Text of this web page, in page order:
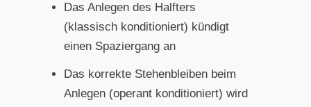
Das Anlegen des Halfters
(klassisch konditioniert) kündigt
einen Spaziergang an
Das korrekte Stehenbleiben beim
Anlegen (operant konditioniert) wird